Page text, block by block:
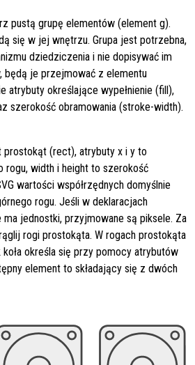
pustą grupę elementów (element g).
się w jej wnętrzu. Grupa jest potrzebna,
dziedziczenia i nie dopisywać im
będą je przejmować z elementu
atrybuty określające wypełnienie (fill),
szerokość obramowania (stroke-width).
prostokąt (rect), atrybuty x i y to
rogu, width i height to szerokość
wartości współrzędnych domyślnie
rogu. Jeśli w deklaracjach
jednostki, przyjmowane są piksele. Za
rogi prostokąta. W rogach prostokąta
koła określa się przy pomocy atrybutów
element to składający się z dwóch